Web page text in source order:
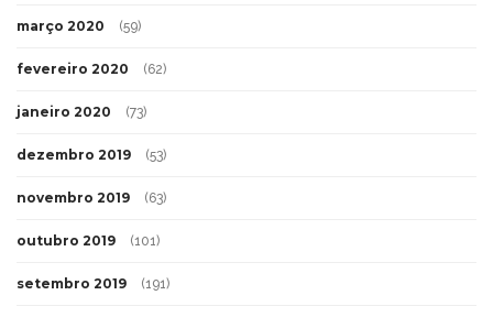
março 2020 (59)
fevereiro 2020 (62)
janeiro 2020 (73)
dezembro 2019 (53)
novembro 2019 (63)
outubro 2019 (101)
setembro 2019 (191)